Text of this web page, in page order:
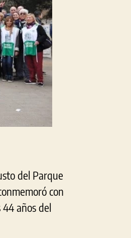
del Parque
con
años del